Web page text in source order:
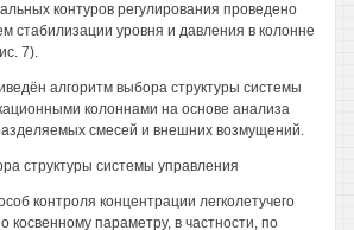
контуров регулирования проведено
стабилизации уровня и давления в колонне
7).
алгоритм выбора структуры системы
колоннами на основе анализа
смесей и внешних возмущений.
структуры системы управления
контроля концентрации легколетучего
косвенному параметру, в частности, по